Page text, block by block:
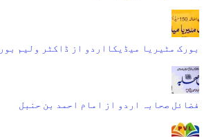
بورک مٹیریا میڈیکااردو از ڈاکٹر ولیم
فضائل صحابہ اردو از امام احمد بن حنبل